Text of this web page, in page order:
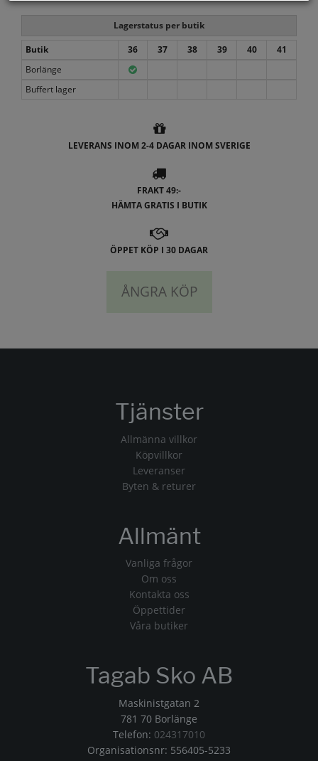
Lagerstatus per butik
Butik
36 37 38 39 40
41
Borlänge
Buffert lager
LEVERANS INOM 2-4 DAGAR INOM SVERIGE
FRAKT 49:-
HÄMTA GRATIS I BUTIK
ÖPPET KÖP I 30 DAGAR
ÅNGRA KÖP
Tjänster
Allmänna villkor
Köpvillkor
Leveranser
Byten & returer
Allmänt
Vanliga frågor
Om oss
Kontakta oss
Öppettider
Våra butiker
Tagab Sko AB
Maskinistgatan 2
781 70 Borlänge
Telefon: 024317010
Organisationsnr: 556405-5233